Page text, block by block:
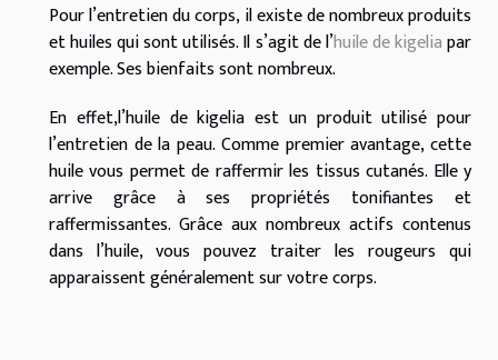
Pour l’entretien du corps, il existe de nombreux produits
et huiles qui sont utilisés. Il s’agit de l’huile de kigeliapar
exemple. Ses bienfaits sont nombreux.
En effet,l’huile de kigelia est un produit utilisé pour
l’entretien de la peau. Comme premier avantage, cette
huile vous permet de raffermir les tissus cutanés. Elle y
arrive grâce à ses propriétés tonifiantes et
raffermissantes. Grâce aux nombreux actifs contenus
dans l’huile, vous pouvez traiter les rougeurs qui
apparaissent généralement sur votre corps.